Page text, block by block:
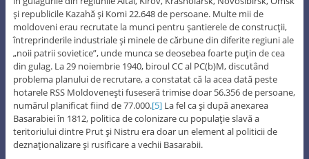
şi republicile Kazahă şi Komi 22.648 de persoane. Multe mii de
moldoveni erau recrutate la munci pentru şantierele de construcţii,
întreprinderile industriale şi minele de cărbune din diferite regiuni ale
„noii patrii sovietice”, unde munca se deosebea foarte puţin de cea
din gulag. La 29 noiembrie 1940, biroul CC al PC(b)M, discutând
problema planului de recrutare, a constatat că la acea dată peste
hotarele RSS Moldoveneşti fuseseră trimise doar 56.356 de persoane,
numărul planificat fiind de 77.000.[5]La fel ca şi după anexarea
Basarabiei în 1812, politica de colonizare cu populaţie slavă a
teritoriului dintre Prut şi Nistru era doar un element al politicii de
deznaţionalizare şi rusificare a vechii Basarabii.